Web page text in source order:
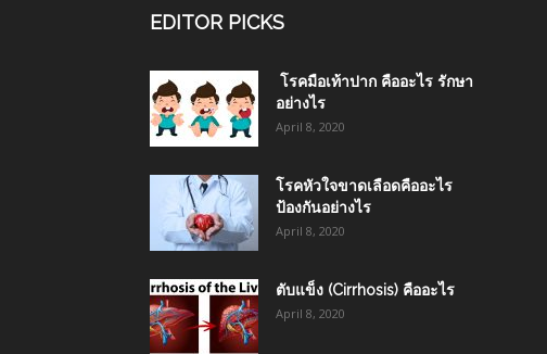
EDITOR PICKS
โรคมือเท้าปาก คืออะไร รักษา
อย่างไร
April 8, 2020
โรคหัวใจขาดเลือดคืออะไร
ป้องกันอย่างไร
April 8, 2020
ตับแข็ง (Cirrhosis) คืออะไร
April 8, 2020